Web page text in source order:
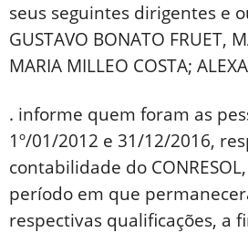
seus seguintes dirigentes e
GUSTAVO BONATO FRUET,
MARIA MILLEO COSTA;
. informe quem foram as
1º/01/2012 e 31/12/2016,
contabilidade do
período em que
respectivas qualificações, a